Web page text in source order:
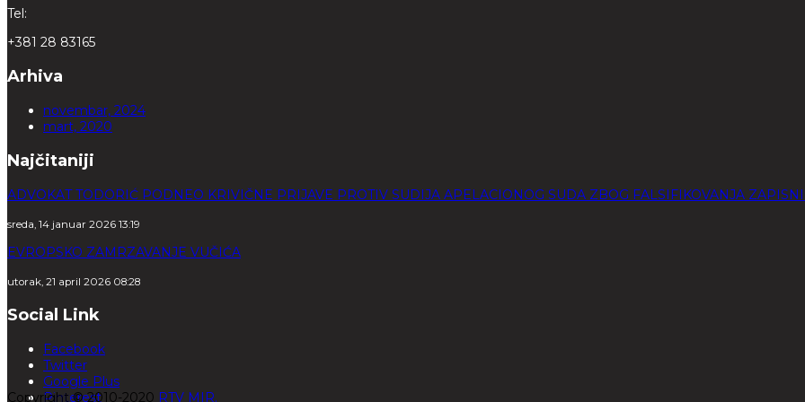
Tel:
+381 28 83165
Arhiva
novembar, 2024
mart, 2020
Najčitaniji
ADVOKAT TODORIĆ PODNEO KRIVIČNE PRIJAVE PROTIV SUDIJA APELACIONOG SUDA ZBOG FALSIFIKOVANJA
sreda, 14 januar 2026 13:19
EVROPSKO ZAMRZAVANJE VUČIĆA
utorak, 21 april 2026 08:28
Social Link
Facebook
Twitter
Google Plus
Pinterest
Copyright © 2010-2020 RTV MIR.